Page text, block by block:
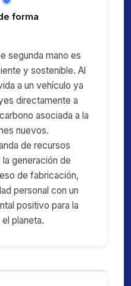
forma
segunda mano es
y sostenible. Al
a un vehículo ya
directamente a
asociada a la
nuevos.
de recursos
generación de
de fabricación,
personal con un
positivo para la
planeta.